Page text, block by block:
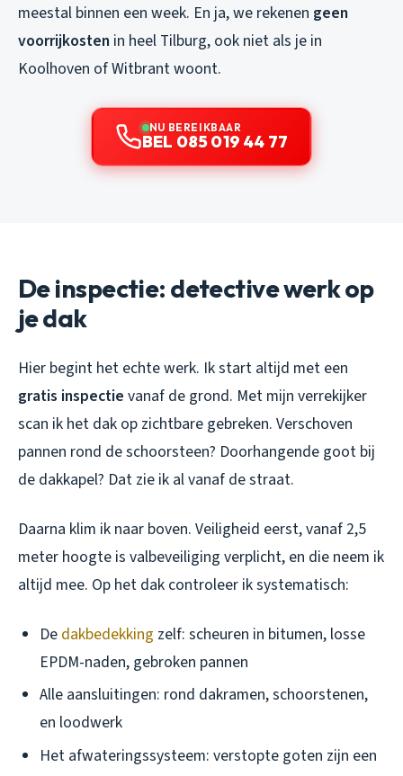
meestal binnen een week. En ja, we rekenen geen
voorrijkosten in heel Tilburg, ook niet als je in
Koolhoven of Witbrant woont.
NU BEREIKBAAR
BEL 085 019 44 77
De inspectie: detective werk op
je dak
Hier begint het echte werk. Ik start altijd met een
gratis inspectie vanaf de grond. Met mijn verrekijker
scan ik het dak op zichtbare gebreken. Verschoven
pannen rond de schoorsteen? Doorhangende goot bij
de dakkapel? Dat zie ik al vanaf de straat.
Daarna klim ik naar boven. Veiligheid eerst, vanaf 2,5
meter hoogte is valbeveiliging verplicht, en die neem ik
altijd mee. Op het dak controleer ik systematisch:
De dakbedekking zelf: scheuren in bitumen, losse
EPDM-naden, gebroken pannen
Alle aansluitingen: rond dakramen, schoorstenen,
en loodwerk
Het afwateringssysteem: verstopte goten zijn een